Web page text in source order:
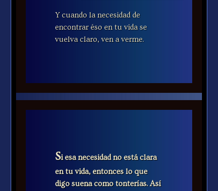
Y cuando la necesidad de
encontrar éso en tu vida se
vuelva claro, ven a verme.
Si esa necesidad no está clara
en tu vida, entonces lo que
digo suena como tonterías. Así